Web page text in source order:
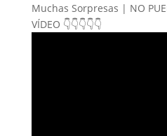
Muchas Sorpresas | NO
VÍDEO 👇👇👇👇👇